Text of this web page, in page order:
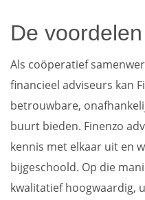
De
Als coöperatief
financieel adviseurs kan
betrouwbare,
buurt bieden. Finenzo
kennis met elkaar uit en
bijgeschoold. Op die
kwalitatief hoogwaardig,